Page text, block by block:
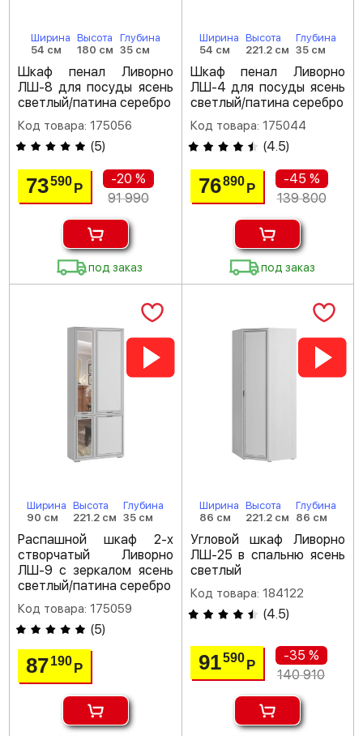
Ширина
54 см
Высота
180 см
Глубина
35 см
Шкаф пенал Ливорно
ЛШ-8 для посуды ясень
светлый/патина серебро
Код товара: 175056
(5)
73590Р
-20 %
91 990
под заказ
Ширина
54 см
Высота
221.2 см
Глубина
35 см
Шкаф пенал Ливорно
ЛШ-4 для посуды ясень
светлый/патина серебро
Код товара: 175044
(4.5)
76890 Р
-45 %
139 800
под заказ
Ширина
90 см
Высота
221.2 см
Глубина
35 см
Распашной шкаф 2-х
створчатый Ливорно
ЛШ-9 с зеркалом ясень
светлый/патина серебро
Код товара: 175059
(5)
87190Р
Ширина
86 см
Высота
221.2 см
Глубина
86 см
Угловой шкаф Ливорно
ЛШ-25 в спальню ясень
светлый
Код товара: 184122
(4.5)
91590 Р
-35 %
140 910